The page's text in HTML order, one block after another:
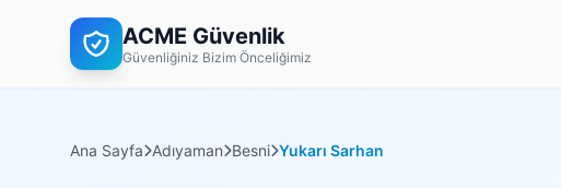
ACME Güvenlik
Güvenliğiniz Bizim Önceliğimiz
Ana Sayfa Adıyaman Besni Yukarı Sarhan